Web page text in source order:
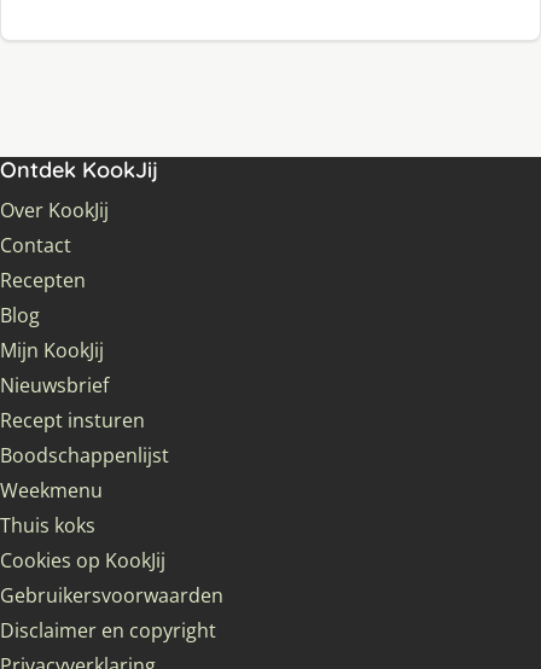
Ontdek KookJij
Over KookJij
Contact
Recepten
Blog
Mijn KookJij
Nieuwsbrief
Recept insturen
Boodschappenlijst
Weekmenu
Thuis koks
Cookies op KookJij
Gebruikersvoorwaarden
Disclaimer en copyright